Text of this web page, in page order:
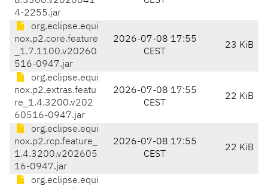
4-2255.jar
org.eclipse.equi
nox.p2.core.feature
_1.7.1100.v20260
516-0947.jar
2026-07-08 17:55
CEST
23 KiB
org.eclipse.equi
nox.p2.extras.featu
re_1.4.3200.v202
60516-0947.jar
2026-07-08 17:55
CEST
22 KiB
org.eclipse.equi
nox.p2.rcp.feature_
1.4.3200.v202605
16-0947.jar
2026-07-08 17:55
CEST
22 KiB
org.eclipse.equi